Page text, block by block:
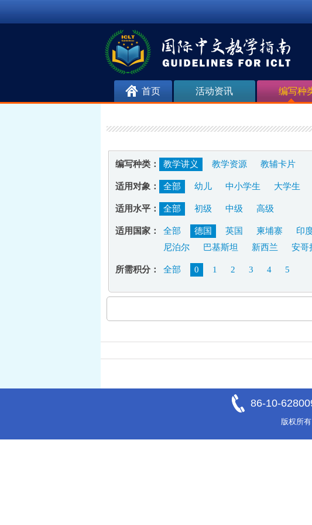
首页 活动资讯 编写种
编写种类： 教学讲义 教学资源 教辅卡片
适用对象： 全部 幼儿 中小学生 大学生
适用水平： 全部 初级 中级 高级
适用国家： 全部 德国 英国 柬埔寨 印
尼泊尔
巴基斯坦 新西兰 安哥
所需积分： 全部 0 1 2 3 4 5
86-10-
版权所有